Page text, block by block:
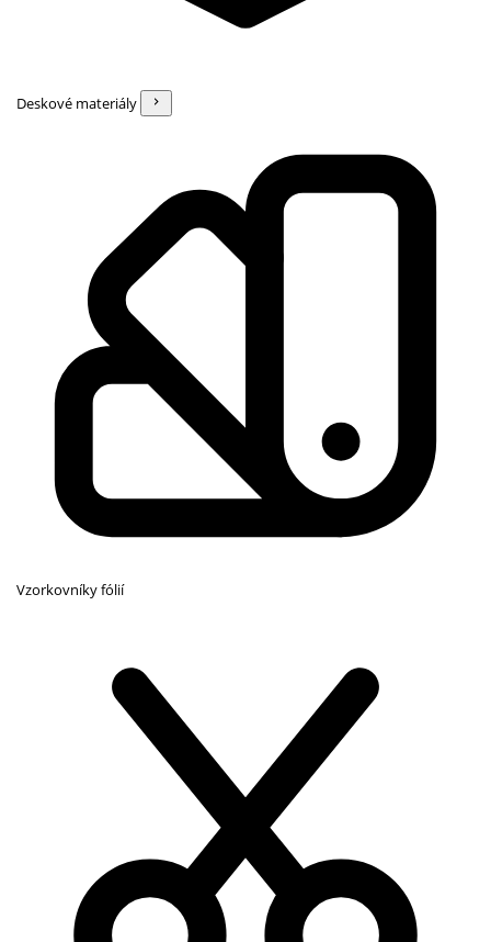
Deskové materiály
Vzorkovníky fólií